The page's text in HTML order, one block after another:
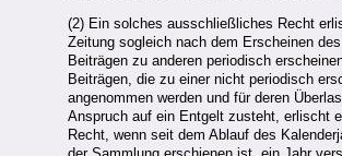
(2) Ein solches ausschließliches Recht
Zeitung sogleich nach dem Erscheinen
Beiträgen zu anderen periodisch
Beiträgen, die zu einer nicht periodisch
angenommen werden und für deren
Anspruch auf ein Entgelt zusteht, erlischt
Recht, wenn seit dem Ablauf des